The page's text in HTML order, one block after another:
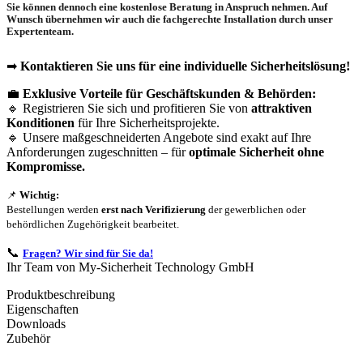
Sie können dennoch eine kostenlose Beratung in Anspruch nehmen. Auf
Wunsch übernehmen wir auch die fachgerechte Installation durch unser
Expertenteam.
➡ Kontaktieren Sie uns für eine individuelle Sicherheitslösung!
💼 Exklusive Vorteile für Geschäftskunden & Behörden:
🔹 Registrieren Sie sich und profitieren Sie von attraktiven
Konditionen für Ihre Sicherheitsprojekte.
🔹 Unsere maßgeschneiderten Angebote sind exakt auf Ihre
Anforderungen zugeschnitten – füroptimale Sicherheit ohne
Kompromisse.
📌 Wichtig:
Bestellungen werden erst nach Verifizierung der gewerblichen oder
behördlichen Zugehörigkeit bearbeitet.
📞 Fragen? Wir sind für Sie da!
Ihr Team von My-Sicherheit Technology GmbH
Produktbeschreibung
Eigenschaften
Downloads
Zubehör